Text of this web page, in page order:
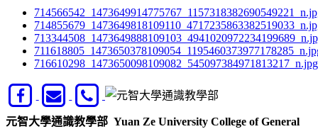
716610298_1473650098109082_545097384971813217_n.jpg
元智大學通識教學部 Yuan Ze University College of General